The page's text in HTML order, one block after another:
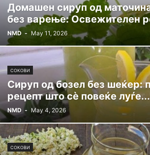
Домашен сируп од
без варење: Освежителен
NMD - May 11, 2026
СОКОВИ
Сируп од бозел без шеќер:
рецепт што сè повеќе луѓе...
NMD - May 4, 2026
СОКОВИ